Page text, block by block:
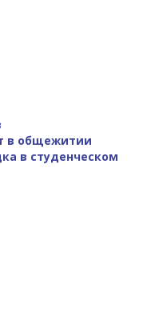
в общежитии
в студенческом